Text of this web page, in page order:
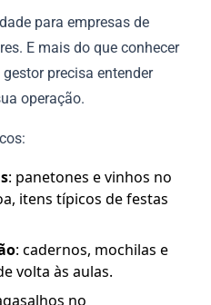
para empresas de
E mais do que conhecer
precisa entender
operação.
: panetones e vinhos no
itens típicos de festas
: cadernos, mochilas e
volta às aulas.
no